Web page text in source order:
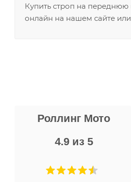
Купить строп на переднюю
онлайн на нашем сайте
Роллинг Мото
4.9 из 5
Не понравились условия
и дают только на год)